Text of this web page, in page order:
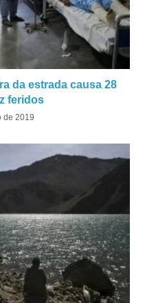
da estrada causa 28
feridos
de 2019